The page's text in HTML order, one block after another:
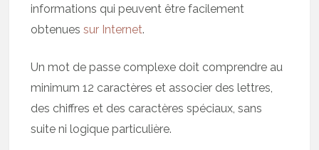
informations qui peuvent être facilement
obtenuessur Internet.
Un mot de passe complexe doit comprendre au
minimum 12 caractères et associer des lettres,
des chiffres et des caractères spéciaux, sans
suite ni logique particulière.